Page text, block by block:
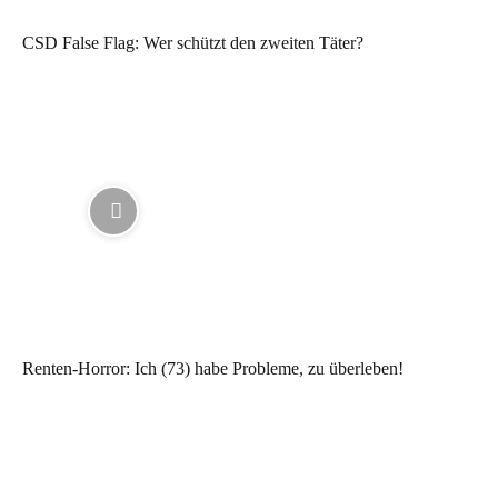
CSD False Flag: Wer schützt den zweiten Täter?
Renten-Horror: Ich (73) habe Probleme, zu überleben!